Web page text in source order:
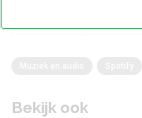
Bekijk ook